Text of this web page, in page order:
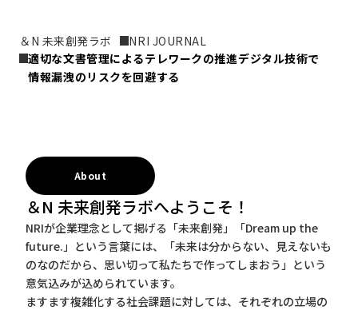
＆N 未来創発ラボ
NRI JOURNAL
適切な文書管理によるテレワークの推進――デジタル技術で
情報漏洩のリスクを回避する
About
＆N 未来創発ラボへようこそ！
NRIが企業理念として掲げる「未来創発」「Dream up the
future.」という言葉には、「未来は分からない、見えないも
のなのだから、思い切って私たちで作ってしまおう」という
意気込みが込められています。
ますます複雑化する社会課題に対しては、それぞれの立場の